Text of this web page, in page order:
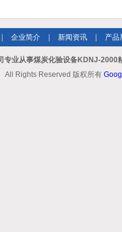
企业简介 新闻资讯 产品
专业从事煤炭化验设备KDNJ-
All Rights Reserved 版权所有